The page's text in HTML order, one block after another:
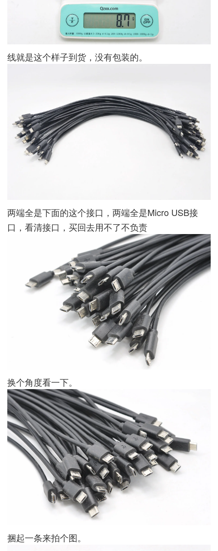
线就是这个样子到货，没有包装的。
两端全是下面的这个接口，两端全是Micro USB接
口，看清接口，买回去用不了不负责
换个角度看一下。
捆起一条来拍个图。